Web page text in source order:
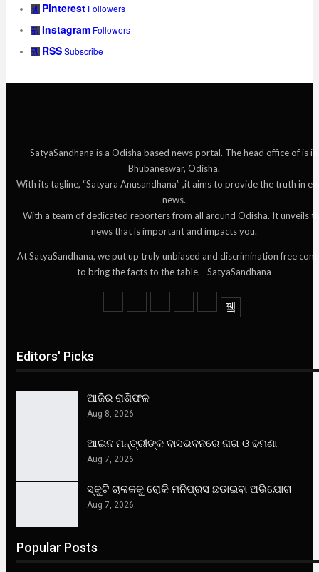
Pinterest Followers
Instagram Followers
RSSSubscribe
SatyaSandhana is a Odisha based news portal. The head office of is in
Bhubaneswar, Odisha.
With its tagline, “Satyara Anusandhana” ,it aims to provide the truth in
news.
With a team of dedicated reporters from all around Odisha. It unveils
news that is important and impacts you.
At SatyaSandhana, we put up truly unbiased and discrimination free
to bring the facts to the table. –SatyaSandhana
Editors' Picks
ଆଜିର ରାଶିଫଳ
Aug 8, 2026
ଆଇନ ମନ୍ତ୍ରୀଙ୍କ ବାସଭବନରେ ନାଗ ଓ ଢମଣା
Aug 7, 2026
ସ୍କୁଟି ଚାଳକକୁ ରୋକି ମନିପ୍ରସ ଛଡାଇବା ଅଭିଯୋଗ
Aug 7, 2026
Popular Posts